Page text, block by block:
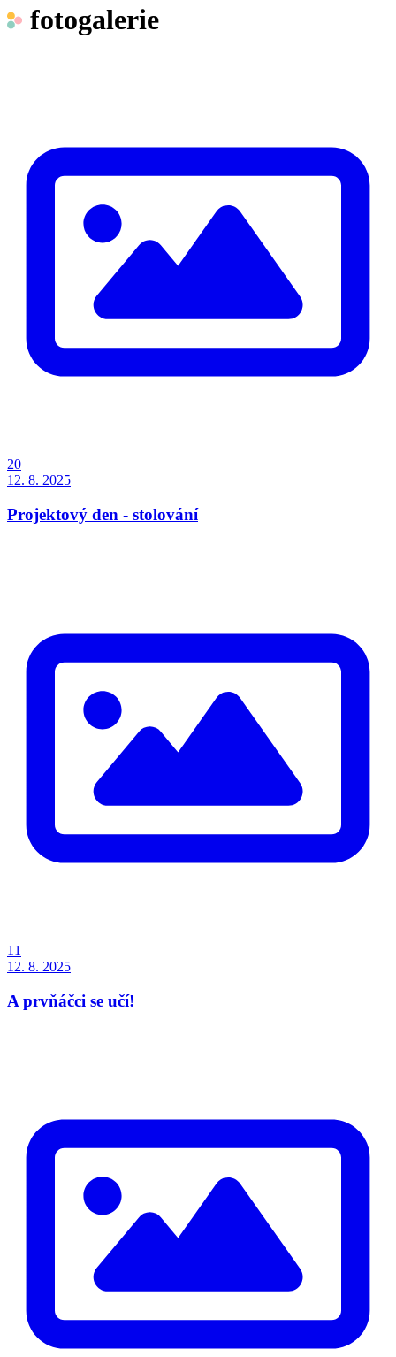
fotogalerie
20
12. 8. 2025
Projektový den - stolování
11
12. 8. 2025
A prvňáčci se učí!